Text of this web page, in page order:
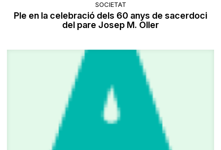
SOCIETAT
Ple en la celebració dels 60 anys de sacerdoci
del pare Josep M. Oller